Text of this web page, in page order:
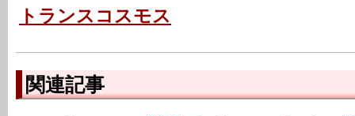
トランスコスモス
関連記事